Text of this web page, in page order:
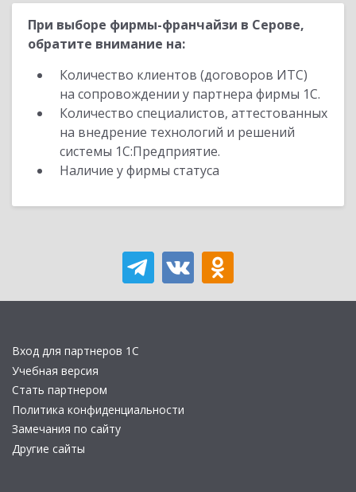
При выборе фирмы-франчайзи в Серове,
обратите внимание на:
Количество клиентов (договоров ИТС)
на сопровождении у партнера фирмы 1С.
Количество специалистов, аттестованных
на внедрение технологий и решений
системы 1С:Предприятие.
Наличие у фирмы статуса
Вход для партнеров 1С
Учебная версия
Стать партнером
Политика конфиденциальности
Замечания по сайту
Другие сайты